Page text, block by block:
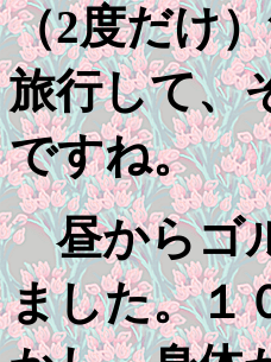
（2度だけ
旅行して、
ですね。
昼からゴル
ました。１